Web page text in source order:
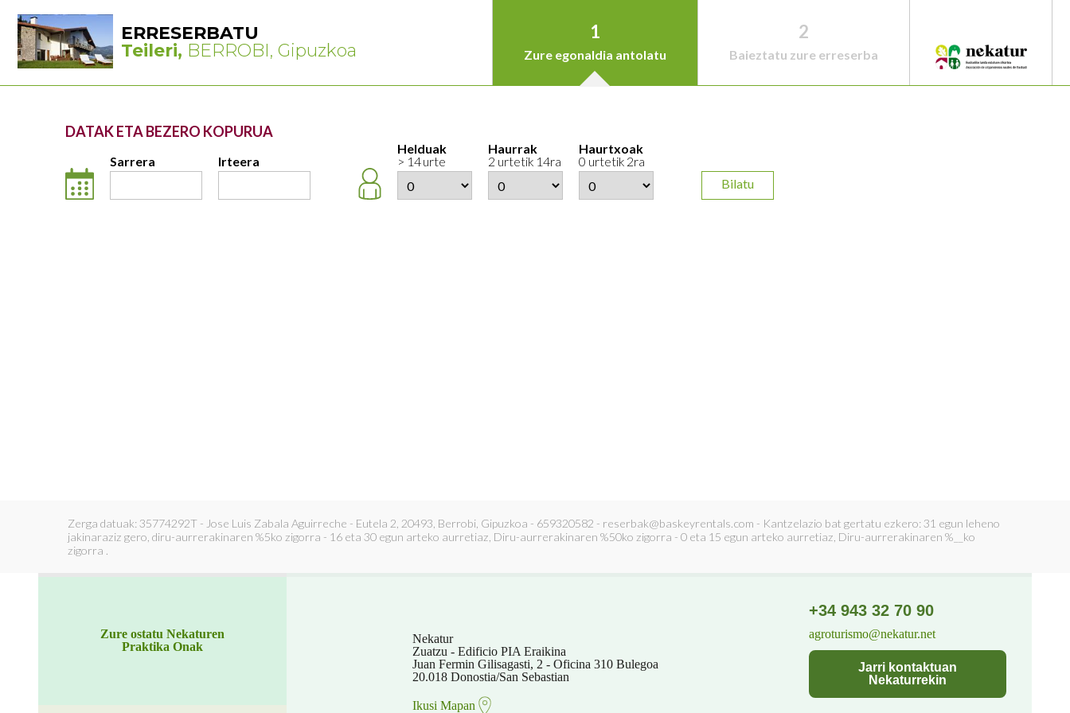
ERRESERBATU
Teileri, BERROBI, Gipuzkoa
1
Zure egonaldia antolatu
2
Baieztatu zure erreserba
DATAK ETA BEZERO KOPURUA
Sarrera Irteera
Helduak
> 14 urte
Haurrak
2 urtetik 14ra
Haurtxoak
0 urtetik 2ra
Bilatu
Zerga datuak: 35774292T - Jose Luis Zabala Aguirreche - Eutela 2, 20493, Berrobi, Gipuzkoa - 659320582 - reserbak@baskeyrentals.com - Kantzelazio bat gertatu ezkero: 31 egun leheno
jakinaraziz gero, diru-aurrerakinaren %5ko zigorra - 16 eta 30 egun arteko aurretiaz, Diru-aurrerakinaren %50ko zigorra - 0 eta 15 egun arteko aurretiaz, Diru-aurrerakinaren %__ko
zigorra .
Zure ostatu Nekaturen
Praktika Onak
Nekatur
Zuatzu - Edificio PIA Eraikina
Juan Fermin Gilisagasti, 2 - Oficina 310 Bulegoa
20.018 Donostia/San Sebastian
Ikusi Mapan
+34 943 32 70 90
agroturismo@nekatur.net
Jarri kontaktuan
Nekaturrekin